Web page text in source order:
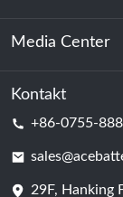
Nachhaltigkeit
Batterie
Media Center
Nachricht
Kontakt
+86-0755-
29F, Hanking